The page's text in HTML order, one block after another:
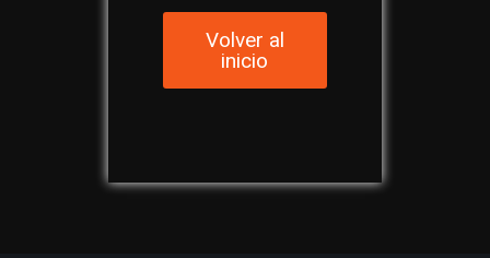
Volver al
inicio